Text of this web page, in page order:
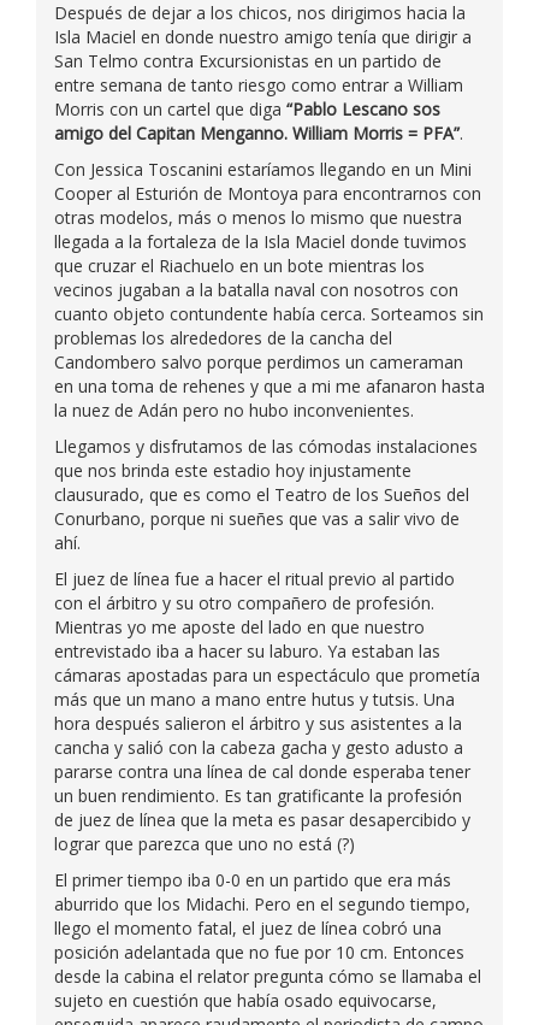
Después de dejar a los chicos, nos dirigimos hacia la
Isla Maciel en donde nuestro amigo tenía que dirigir a
San Telmo contra Excursionistas en un partido de
entre semana de tanto riesgo como entrar a William
Morris con un cartel que diga “Pablo Lescano sos
amigo del Capitan Menganno. William Morris = PFA”.
Con Jessica Toscanini estaríamos llegando en un Mini
Cooper al Esturión de Montoya para encontrarnos con
otras modelos, más o menos lo mismo que nuestra
llegada a la fortaleza de la Isla Maciel donde tuvimos
que cruzar el Riachuelo en un bote mientras los
vecinos jugaban a la batalla naval con nosotros con
cuanto objeto contundente había cerca. Sorteamos sin
problemas los alrededores de la cancha del
Candombero salvo porque perdimos un cameraman
en una toma de rehenes y que a mi me afanaron hasta
la nuez de Adán pero no hubo inconvenientes.
Llegamos y disfrutamos de las cómodas instalaciones
que nos brinda este estadio hoy injustamente
clausurado, que es como el Teatro de los Sueños del
Conurbano, porque ni sueñes que vas a salir vivo de
ahí.
El juez de línea fue a hacer el ritual previo al partido
con el árbitro y su otro compañero de profesión.
Mientras yo me aposte del lado en que nuestro
entrevistado iba a hacer su laburo. Ya estaban las
cámaras apostadas para un espectáculo que prometía
más que un mano a mano entre hutus y tutsis. Una
hora después salieron el árbitro y sus asistentes a la
cancha y salió con la cabeza gacha y gesto adusto a
pararse contra una línea de cal donde esperaba tener
un buen rendimiento. Es tan gratificante la profesión
de juez de línea que la meta es pasar desapercibido y
lograr que parezca que uno no está (?)
El primer tiempo iba 0-0 en un partido que era más
aburrido que los Midachi. Pero en el segundo tiempo,
llego el momento fatal, el juez de línea cobró una
posición adelantada que no fue por 10 cm. Entonces
desde la cabina el relator pregunta cómo se llamaba el
sujeto en cuestión que había osado equivocarse,